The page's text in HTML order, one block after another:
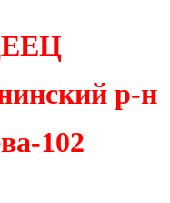
р-н
102